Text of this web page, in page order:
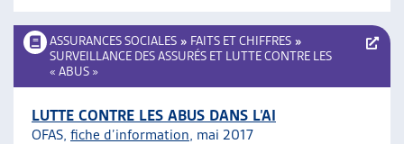
ASSURANCES SOCIALES » FAITS ET CHIFFRES »
SURVEILLANCE DES ASSURÉS ET LUTTE CONTRE LES
« ABUS »
LUTTE CONTRE LES ABUS DANS L’AI
OFAS, fiche d’information, mai 2017